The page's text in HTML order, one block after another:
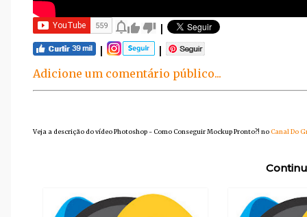
Adicione um comentário público...
Veja a descrição do vídeo Photoshop - Como Conseguir Mockup Pronto?! no Canal Do